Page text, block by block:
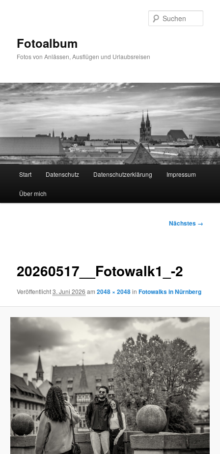
Fotoalbum
Fotos von Anlässen, Ausflügen und Urlaubsreisen
Start Datenschutz Datenschutzerklärung Impressum
Über mich
Nächstes →
20260517__Fotowalk1_-2
Veröffentlicht3. Juni 2026 am2048 × 2048inFotowalks in Nürnberg